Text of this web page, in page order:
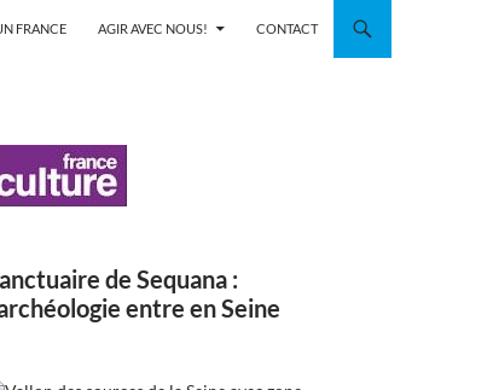
FRANCE AGIR AVEC NOUS! CONTACT
de Sequana :
entre en Seine